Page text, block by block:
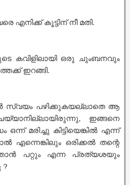
എനിക്ക് കൂട്ടിന് നീ മതി.
കവിളിലായി ഒരു ചുംബനവും
ഇറങ്ങി.
സ്വയം പഴിക്കുകയല്ലാതെ ആ
ഇങ്ങനെ
മരിച്ചു കിട്ടിയെങ്കിൽ എന്ന്
എന്നെങ്കിലും ഒരിക്കൽ തന്റെ
പറ്റും എന്ന പ്രത്യശയും
?